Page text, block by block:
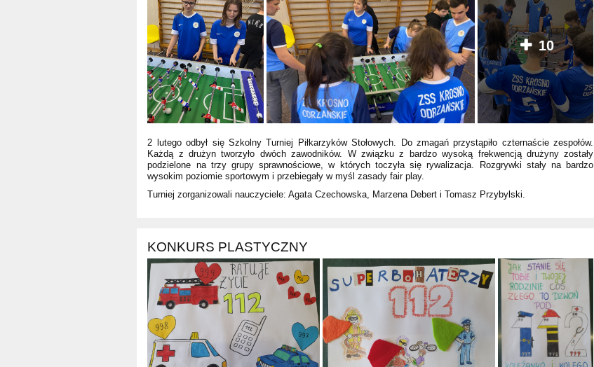
10
2 lutego odbył się Szkolny Turniej Piłkarzyków Stołowych. Do zmagań przystąpiło czternaście zespołów.
Każdą z drużyn tworzyło dwóch zawodników. W związku z bardzo wysoką frekwencją drużyny zostały
podzielone na trzy grupy sprawnościowe, w których toczyła się rywalizacja. Rozgrywki stały na bardzo
wysokim poziomie sportowym i przebiegały w myśl zasady fair play.
Turniej zorganizowali nauczyciele: Agata Czechowska, Marzena Debert i Tomasz Przybylski.
KONKURS PLASTYCZNY